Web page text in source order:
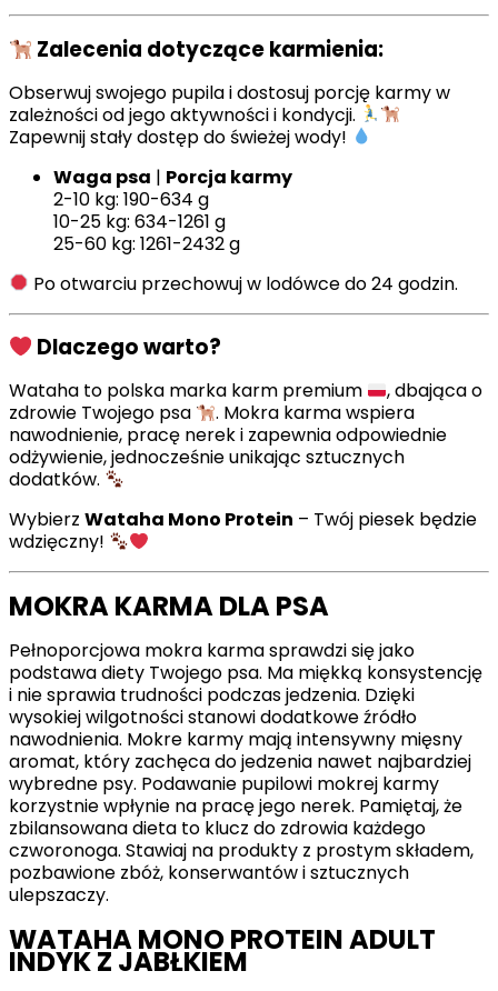
Zalecenia dotyczące karmienia:
Obserwuj swojego pupila i dostosuj porcję karmy w
zależności od jego aktywności i kondycji.
Zapewnij stały dostęp do świeżej wody!
Waga psa | Porcja karmy
2-10 kg: 190-634 g
10-25 kg: 634-1261 g
25-60 kg: 1261-2432 g
Po otwarciu przechowuj w lodówce do 24 godzin.
Dlaczego warto?
Wataha to polska marka karm premium
, dbająca o
zdrowie Twojego psa
. Mokra karma wspiera
nawodnienie, pracę nerek i zapewnia odpowiednie
odżywienie, jednocześnie unikając sztucznych
dodatków.
Wybierz Wataha Mono Protein – Twój piesek będzie
wdzięczny!
MOKRA KARMA DLA PSA
Pełnoporcjowa mokra karma sprawdzi się jako
podstawa diety Twojego psa. Ma miękką konsystencję
i nie sprawia trudności podczas jedzenia. Dzięki
wysokiej wilgotności stanowi dodatkowe źródło
nawodnienia. Mokre karmy mają intensywny mięsny
aromat, który zachęca do jedzenia nawet najbardziej
wybredne psy. Podawanie pupilowi mokrej karmy
korzystnie wpłynie na pracę jego nerek. Pamiętaj, że
zbilansowana dieta to klucz do zdrowia każdego
czworonoga. Stawiaj na produkty z prostym składem,
pozbawione zbóż, konserwantów i sztucznych
ulepszaczy.
WATAHA MONO PROTEIN ADULT
INDYK Z JABŁKIEM